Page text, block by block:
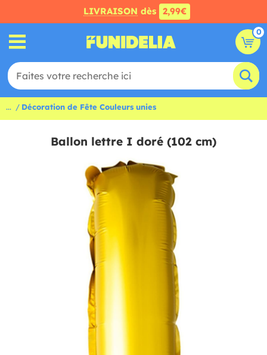
LIVRAISON dès 2,99€
0
... Décoration de Fête Couleurs unies
Ballon lettre I doré (102 cm)